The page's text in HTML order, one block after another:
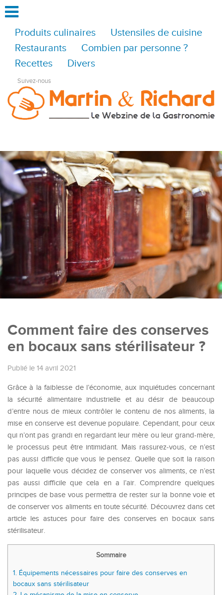
Produits culinaires
Ustensiles de cuisine
Restaurants
Combien par personne ?
Recettes
Divers
Suivez-nous
Comment faire des conserves
en bocaux sans stérilisateur ?
Publié le 14 avril 2021
Grâce à la faiblesse de l’économie, aux inquiétudes concernant
la sécurité alimentaire industrielle et au désir de beaucoup
d’entre nous de mieux contrôler le contenu de nos aliments, la
mise en conserve est devenue populaire. Cependant, pour ceux
qui n’ont pas grandi en regardant leur mère ou leur grand-mère,
le processus peut être intimidant. Mais rassurez-vous, ce n’est
pas aussi difficile que vous le pensez. Quelle que soit la raison
pour laquelle vous décidez de conserver vos aliments, ce n’est
pas aussi difficile que cela en a l’air. Comprendre quelques
principes de base vous permettra de rester sur la bonne voie et
de conserver vos aliments en toute sécurité. Découvrez dans cet
article les astuces pour faire des conserves en bocaux sans
stérilisateur.
Sommaire
1. Équipements nécessaires pour faire des conserves en
bocaux sans stérilisateur